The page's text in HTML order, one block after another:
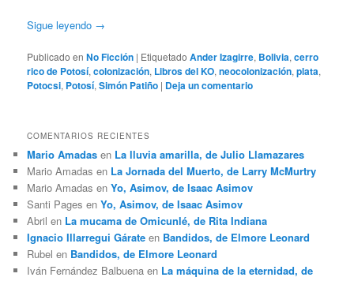
Sigue leyendo →
Publicado en No Ficción | Etiquetado Ander Izagirre, Bolivia,cerro
rico de Potosí,colonización, Libros del KO,neocolonización,plata,
Potocsi, Potosí,Simón Patiño | Deja un comentario
COMENTARIOS RECIENTES
Mario Amadas en La lluvia amarilla, de Julio Llamazares
Mario Amadas en La Jornada del Muerto, de Larry McMurtry
Mario Amadas enYo, Asimov, de Isaac Asimov
Santi Pages enYo, Asimov, de Isaac Asimov
Abril en La mucama de Omicunlé, de Rita Indiana
Ignacio Illarregui Gárate en Bandidos, de Elmore Leonard
Rubel en Bandidos, de Elmore Leonard
Iván Fernández Balbuena en La máquina de la eternidad, de